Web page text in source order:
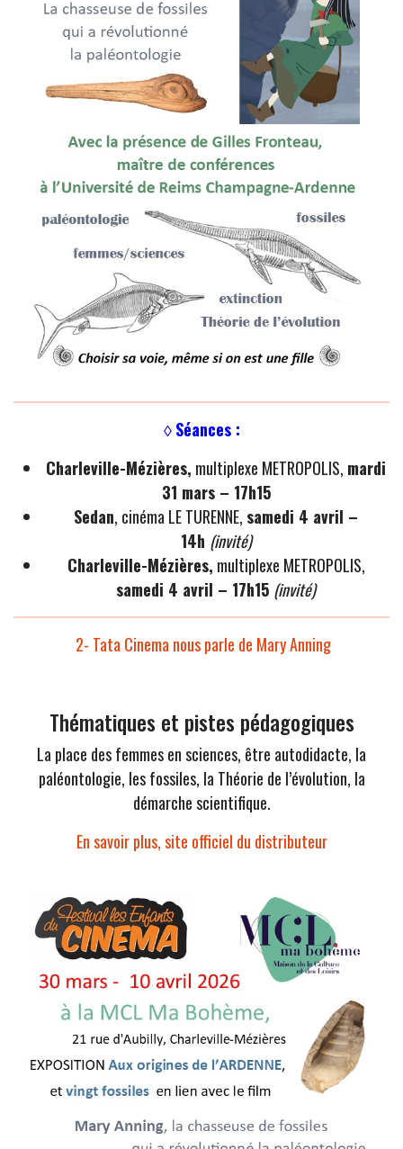
◊Séances :
Charleville-Mézières, multiplexe METROPOLIS, mardi
31 mars – 17h15
Sedan, cinéma LE TURENNE, samedi 4 avril –
14h (invité)
Charleville-Mézières, multiplexe METROPOLIS,
samedi 4 avril – 17h15 (invité)
2- Tata Cinema nous parle de Mary Anning
Thématiques et pistes pédagogiques
La place des femmes en sciences, être autodidacte, la
paléontologie, les fossiles, la Théorie de l’évolution, la
démarche scientifique.
En savoir plus, site officiel du distributeur